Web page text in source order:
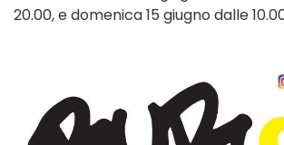
20.00, e domenica 15 giugno dalle